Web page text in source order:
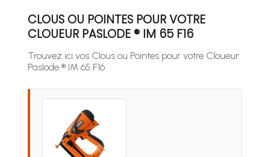
CLOUS OU POINTES POUR VOTRE
CLOUEUR PASLODE ® IM 65 F16
Trouvez ici vos Clous ou Pointes pour votre Cloueur
Paslode ® IM 65 F16